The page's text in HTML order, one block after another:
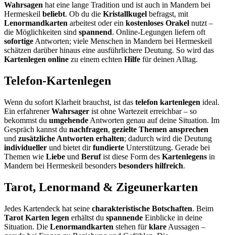
Wahrsagen hat eine lange Tradition und ist auch in Mandern bei
Hermeskeil beliebt. Ob du die Kristallkugel befragst, mit
Lenormandkarten arbeitest oder ein kostenloses Orakel nutzt –
die Möglichkeiten sind spannend. Online-Legungen liefern oft
sofortige Antworten; viele Menschen in Mandern bei Hermeskeil
schätzen darüber hinaus eine ausführlichere Deutung. So wird das
Kartenlegen online zu einem echten Hilfe für deinen Alltag.
Telefon-Kartenlegen
Wenn du sofort Klarheit brauchst, ist das telefon kartenlegen ideal.
Ein erfahrenerWahrsager ist ohne Wartezeit erreichbar – so
bekommst du umgehende Antworten genau auf deine Situation. Im
Gespräch kannst du nachfragen, gezielte Themen ansprechen
und zusätzliche Antworten erhalten; dadurch wird die Deutung
individueller und bietet dirfundierte Unterstützung. Gerade bei
Themen wie Liebe und Berufist diese Form des Kartenlegens in
Mandern bei Hermeskeil besonders besonders hilfreich.
Tarot, Lenormand & Zigeunerkarten
Jedes Kartendeck hat seine charakteristische Botschaften. Beim
Tarot Karten legen erhältst du spannende Einblicke in deine
Situation. Die Lenormandkarten stehen fürklare Aussagen –